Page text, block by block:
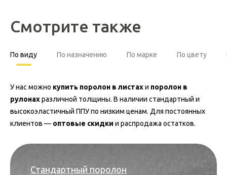
Смотрите также
По виду По назначению По марке По цвету
У нас можно купить поролон в листахи поролон в
рулонахразличной толщины. В наличии стандартный и
высокоэластичный ППУ по низким ценам. Для постоянных
клиентов — оптовые скидки и распродажа остатков.
Стандартный поролон